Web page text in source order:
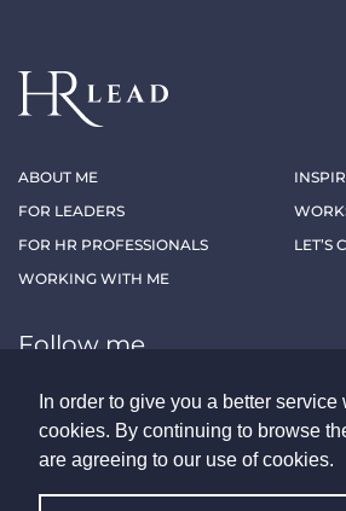
In order to give you a better service
cookies. By continuing to browse
are agreeing to our use of cookies.
ABOUT ME
FOR LEADERS
FOR HR PROFESSIONALS
WORKING WITH ME
LET’S
Follow me
LINKEDIN XING